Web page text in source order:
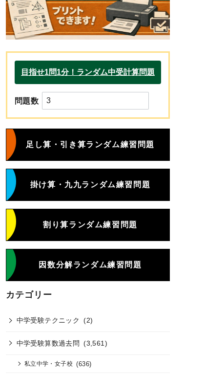
問題数
足し算・引き算ランダム練習問題
掛け算・九九ランダム練習問題
割り算ランダム練習問題
因数分解ランダム練習問題
カテゴリー
中学受験テクニック (2)
中学受験算数過去問 (3,561)
私立中学・女子校 (636)